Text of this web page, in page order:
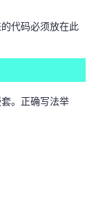
代码必须放在此
。正确写法举